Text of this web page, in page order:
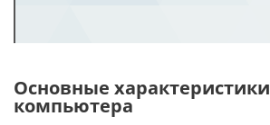
Основные характеристики
компьютера